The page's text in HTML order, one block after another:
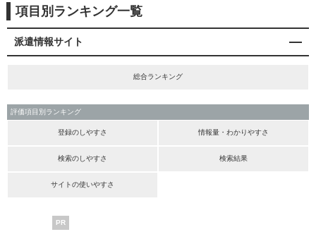
項目別ランキング一覧
派遣情報サイト
総合ランキング
評価項目別ランキング
登録のしやすさ 情報量・わかりやすさ
検索のしやすさ 検索結果
サイトの使いやすさ
PR